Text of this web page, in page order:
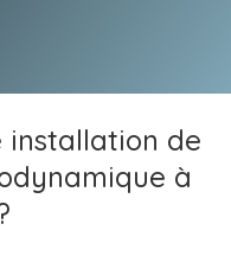
installation de
à